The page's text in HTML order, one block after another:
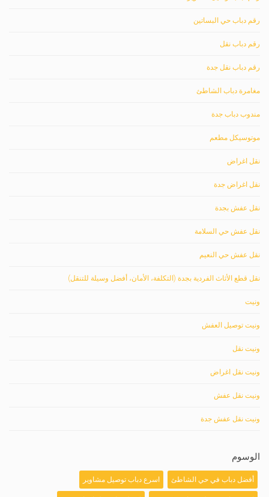
رقم دباب حي البساتين
رقم دباب نقل
رقم دباب نقل جدة
مغامرة دباب الشاطئ
مندوب دباب جدة
موتوسيكل مطعم
نقل اغراض
نقل اغراض جدة
نقل عفش بجدة
نقل عفش حي السلامة
نقل عفش حي النعيم
نقل قطع الأثاث الفردية بجدة (التكلفة، الأمان، أفضل وسيلة للتنقل)
ونيت
ونيت توصيل العفش
ونيت نقل
ونيت نقل اغراض
ونيت نقل عفش
ونيت نقل عفش جدة
الوسوم
أفضل دباب في حي الشاطئ اسرع دباب توصيل مشاوير